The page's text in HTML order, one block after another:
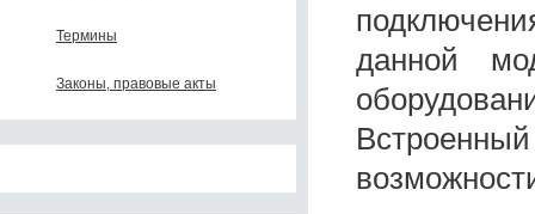
Термины
Законы, правовые акты
данной